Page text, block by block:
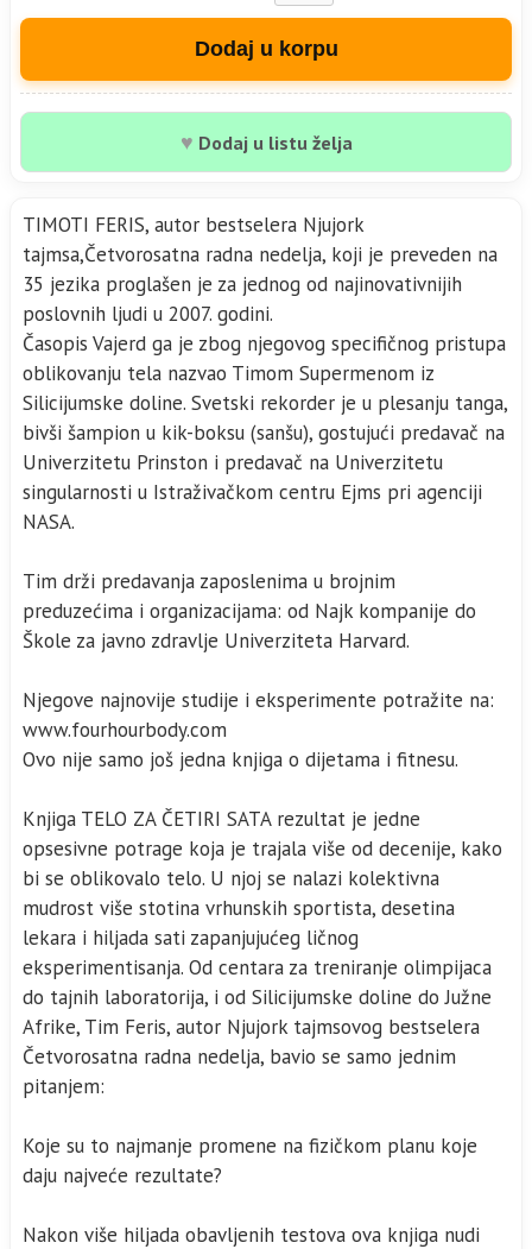
Dodaj u korpu
♥ Dodaj u listu želja
TIMOTI FERIS, autor bestselera Njujork
tajmsa,Četvorosatna radna nedelja, koji je preveden na
35 jezika proglašen je za jednog od najinovativnijih
poslovnih ljudi u 2007. godini.
Časopis Vajerd ga je zbog njegovog specifičnog pristupa
oblikovanju tela nazvao Timom Supermenom iz
Silicijumske doline. Svetski rekorder je u plesanju tanga,
bivši šampion u kik-boksu (sanšu), gostujući predavač na
Univerzitetu Prinston i predavač na Univerzitetu
singularnosti u Istraživačkom centru Ejms pri agenciji
NASA.
Tim drži predavanja zaposlenima u brojnim
preduzećima i organizacijama: od Najk kompanije do
Škole za javno zdravlje Univerziteta Harvard.
Njegove najnovije studije i eksperimente potražite na:
www.fourhourbody.com
Ovo nije samo još jedna knjiga o dijetama i fitnesu.
Knjiga TELO ZA ČETIRI SATA rezultat je jedne
opsesivne potrage koja je trajala više od decenije, kako
bi se oblikovalo telo. U njoj se nalazi kolektivna
mudrost više stotina vrhunskih sportista, desetina
lekara i hiljada sati zapanjujućeg ličnog
eksperimentisanja. Od centara za treniranje olimpijaca
do tajnih laboratorija, i od Silicijumske doline do Južne
Afrike, Tim Feris, autor Njujork tajmsovog bestselera
Četvorosatna radna nedelja, bavio se samo jednim
pitanjem:
Koje su to najmanje promene na fizičkom planu koje
daju najveće rezultate?
Nakon više hiljada obavljenih testova ova knjiga nudi